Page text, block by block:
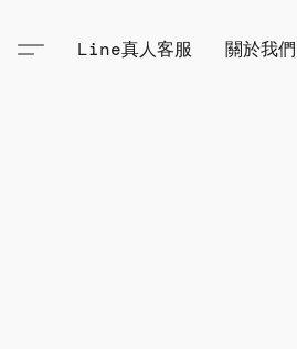
Line真人客服 關於我們